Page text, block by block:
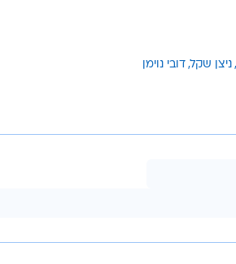
ניצן שקל דובי נוימן